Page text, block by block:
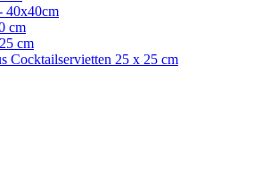
40x40cm
cm
cm
Cocktailservietten 25 x 25 cm